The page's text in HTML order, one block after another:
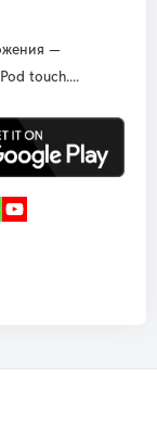
—
touch....